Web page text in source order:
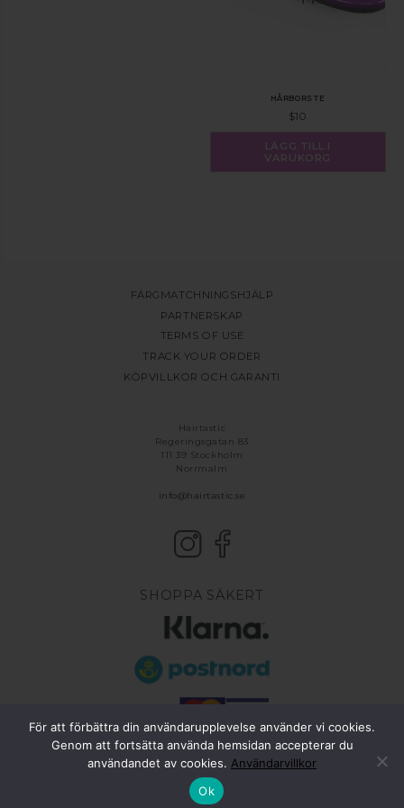
HÅRBORSTE
$10
LÄGG TILL I
VARUKORG
FÄRGMATCHNINGSHJÄLP
PARTNERSKAP
TERMS OF USE
TRACK YOUR ORDER
KÖPVILLKOR OCH GARANTI
Hairtastic
Regeringsgatan 83
111 39 Stockholm
Norrmalm
info@hairtastic.se
SHOPPA SÄKERT
Svenska
För att förbättra din användarupplevelse använder vi cookies.
Genom att fortsätta använda hemsidan accepterar du
användandet av cookies. Användarvillkor
Ok